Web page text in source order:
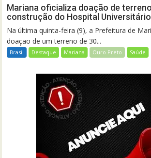
Mariana oficializa doação de
construção do Hospital Universitário
Na última quinta-feira (9), a Prefeitura de
doação de um terreno de 30...
Brasil Destaque Mariana Ouro Preto Saúde